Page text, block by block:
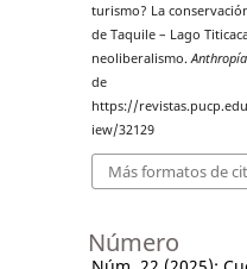
turismo? La
de Taquile – Lago
neoliberalismo.Anthropía
de
https://
iew/32129
Más formatos de
Número